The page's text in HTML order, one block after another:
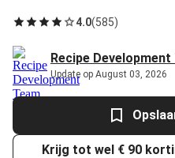
4.0(585)
Recipe Development
Update op August 03, 2026
Krijg tot wel € 90